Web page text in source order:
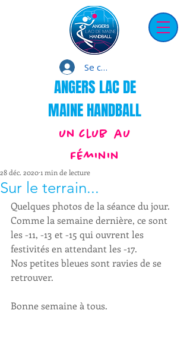
Se connecter
ANGERS LAC DE
MAINE HANDBALL
un club au
Féminin
Sur le terrain...
28 déc. 20201 min de lecture
Quelques photos de la séance du jour.
Comme la semaine dernière, ce sont
les -11, -13 et -15 qui ouvrent les
festivités en attendant les -17.
Nos petites bleues sont ravies de se
retrouver.
Bonne semaine à tous.